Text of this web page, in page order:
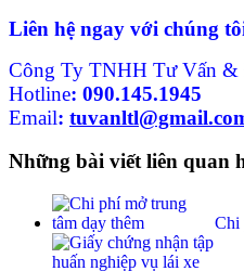
Liên hệ ngay với chúng
Công Ty TNHH Tư Vấn
Hotline: 090.145.1945
Email:
Những bài viết liên quan
Chi